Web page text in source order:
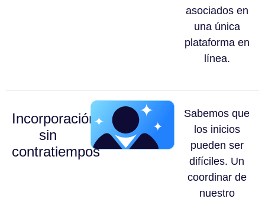
asociados en
una única
plataforma en
línea.
Incorporación
sin
contratiempos
Sabemos que
los inicios
pueden ser
difíciles. Un
coordinar de
nuestro